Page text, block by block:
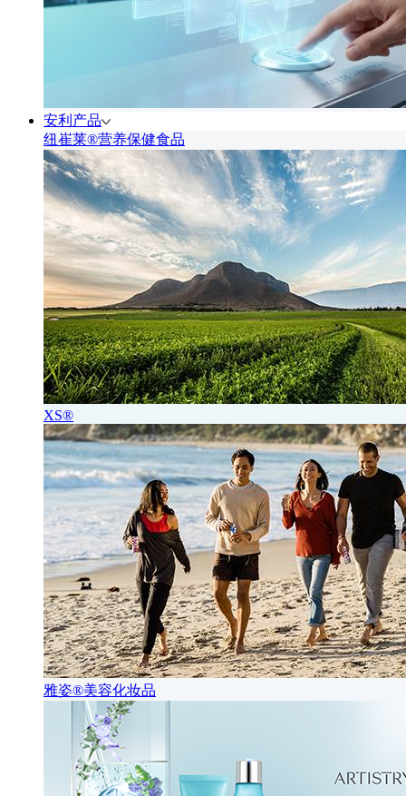
安利产品
纽崔莱®营养保健食品
XS®
雅姿®美容化妆品